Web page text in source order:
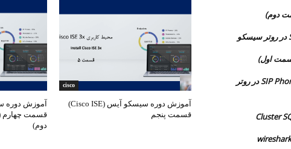
cisco
آموزش دوره سیسکو آیس (Cisco ISE)
قسمت پنجم
دوم)
ویدیو رجیستر کردن SIP Phone در روتر